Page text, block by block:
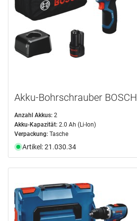
Akku-Bohrschrauber
Anzahl Akkus: 2
Akku-Kapazität: 2.0 Ah (Li-Ion)
Verpackung: Tasche
Artikel: 21.030.34